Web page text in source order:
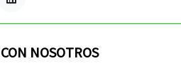
NOSOTROS